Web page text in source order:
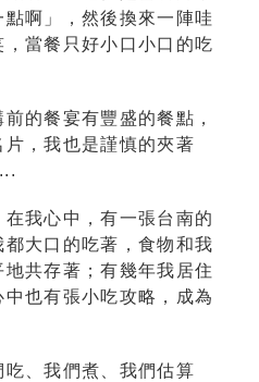
啊」，然後換來一陣哇
當餐只好小口小口的吃
的餐宴有豐盛的餐點，
，我也是謹慎的夾著
我心中，有一張台南的
大口的吃著，食物和我
共存著；有幾年我居住
也有張小吃攻略，成為
、我們煮、我們估算